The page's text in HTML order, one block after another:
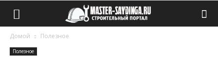
Домой Полезное
Полезное